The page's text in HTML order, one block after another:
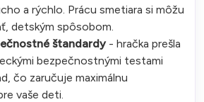
a rýchlo. Prácu smetiara si môžu
detským spôsobom.
štandardy- hračka prešla
bezpečnostnými testami
čo zaručuje maximálnu
vaše deti.